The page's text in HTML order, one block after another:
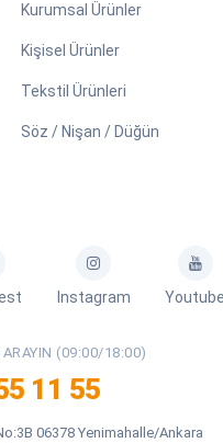
Kurumsal Ürünler
Kişisel Ürünler
Tekstil Ürünleri
Söz / Nişan / Düğün
Instagram
(09:00/18:00)
11 55
06378 Yenimahalle/Ankara